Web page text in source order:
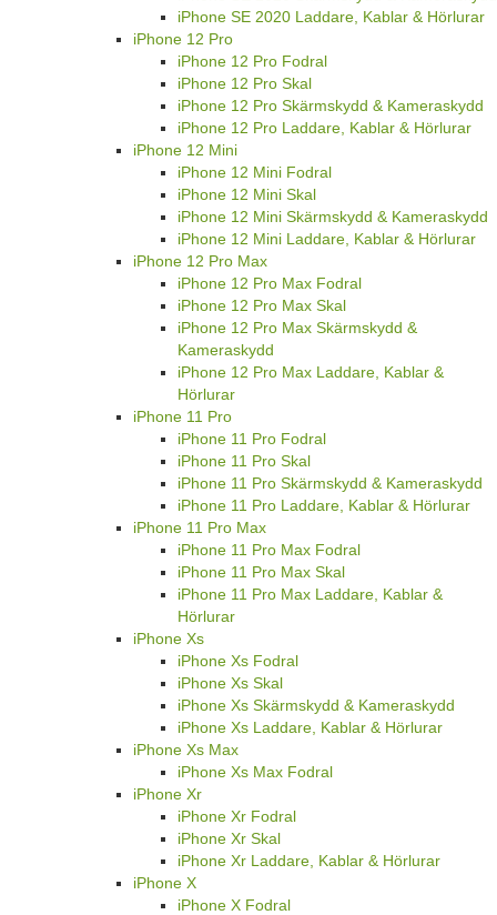
iPhone SE 2020 Laddare, Kablar & Hörlurar
iPhone 12 Pro
iPhone 12 Pro Fodral
iPhone 12 Pro Skal
iPhone 12 Pro Skärmskydd & Kameraskydd
iPhone 12 Pro Laddare, Kablar & Hörlurar
iPhone 12 Mini
iPhone 12 Mini Fodral
iPhone 12 Mini Skal
iPhone 12 Mini Skärmskydd & Kameraskydd
iPhone 12 Mini Laddare, Kablar & Hörlurar
iPhone 12 Pro Max
iPhone 12 Pro Max Fodral
iPhone 12 Pro Max Skal
iPhone 12 Pro Max Skärmskydd &
Kameraskydd
iPhone 12 Pro Max Laddare, Kablar &
Hörlurar
iPhone 11 Pro
iPhone 11 Pro Fodral
iPhone 11 Pro Skal
iPhone 11 Pro Skärmskydd & Kameraskydd
iPhone 11 Pro Laddare, Kablar & Hörlurar
iPhone 11 Pro Max
iPhone 11 Pro Max Fodral
iPhone 11 Pro Max Skal
iPhone 11 Pro Max Laddare, Kablar &
Hörlurar
iPhone Xs
iPhone Xs Fodral
iPhone Xs Skal
iPhone Xs Skärmskydd & Kameraskydd
iPhone Xs Laddare, Kablar & Hörlurar
iPhone Xs Max
iPhone Xs Max Fodral
iPhone Xr
iPhone Xr Fodral
iPhone Xr Skal
iPhone Xr Laddare, Kablar & Hörlurar
iPhone X
iPhone X Fodral